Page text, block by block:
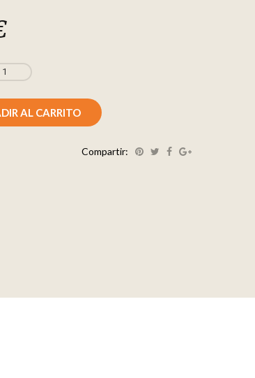
AL CARRITO
Compartir: